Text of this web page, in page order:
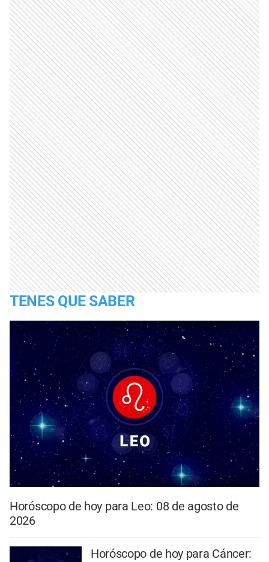
TENES QUE SABER
Horóscopo de hoy para Leo: 08 de agosto de
2026
Horóscopo de hoy para Cáncer: